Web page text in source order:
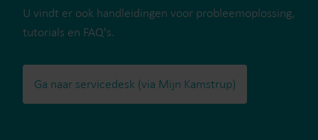
U vindt er ook handleidingen voor probleemoplossing,
tutorials en FAQ's.
Ga naar servicedesk (via Mijn Kamstrup)